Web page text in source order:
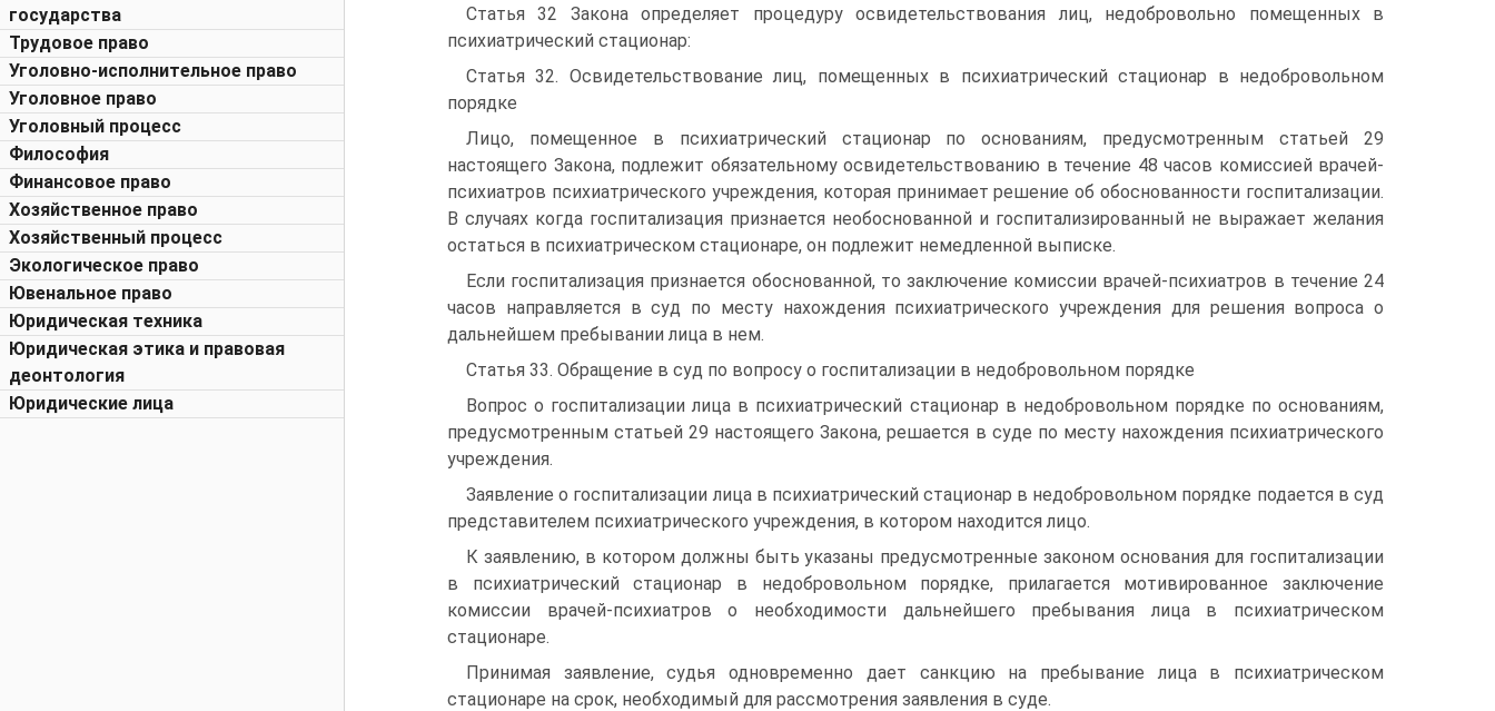
государства
Трудовое право
Уголовно-исполнительное право
Уголовное право
Уголовный процесс
Философия
Финансовое право
Хозяйственное право
Хозяйственный процесс
Экологическое право
Ювенальное право
Юридическая техника
Юридическая этика и правовая
деонтология
Юридические лица
Статья 32 Закона определяет процедуру освидетельствования лиц, недобровольно помещенных в
психиатрический стационар:
Статья 32. Освидетельствование лиц, помещенных в психиатрический стационар в недобровольном
порядке
Лицо, помещенное в психиатрический стационар по основаниям, предусмотренным статьей 29
настоящего Закона, подлежит обязательному освидетельствованию в течение 48 часов комиссией врачей-
психиатров психиатрического учреждения, которая принимает решение об обоснованности госпитализации.
В случаях когда госпитализация признается необоснованной и госпитализированный не выражает желания
остаться в психиатрическом стационаре, он подлежит немедленной выписке.
Если госпитализация признается обоснованной, то заключение комиссии врачей-психиатров в течение 24
часов направляется в суд по месту нахождения психиатрического учреждения для решения вопроса о
дальнейшем пребывании лица в нем.
Статья 33. Обращение в суд по вопросу о госпитализации в недобровольном порядке
Вопрос о госпитализации лица в психиатрический стационар в недобровольном порядке по основаниям,
предусмотренным статьей 29 настоящего Закона, решается в суде по месту нахождения психиатрического
учреждения.
Заявление о госпитализации лица в психиатрический стационар в недобровольном порядке подается в суд
представителем психиатрического учреждения, в котором находится лицо.
К заявлению, в котором должны быть указаны предусмотренные законом основания для госпитализации
в психиатрический стационар в недобровольном порядке, прилагается мотивированное заключение
комиссии врачей-психиатров о необходимости дальнейшего пребывания лица в психиатрическом
стационаре.
Принимая заявление, судья одновременно дает санкцию на пребывание лица в психиатрическом
стационаре на срок, необходимый для рассмотрения заявления в суде.